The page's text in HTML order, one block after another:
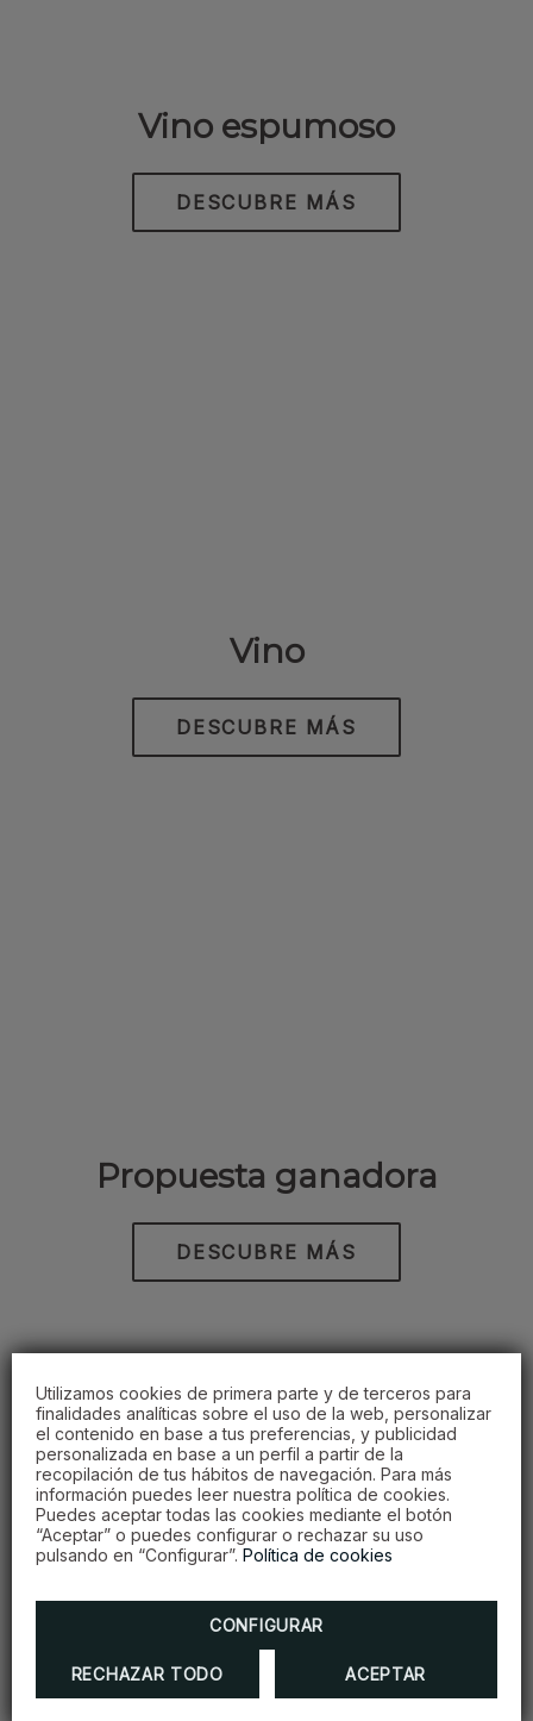
Utilizamos cookies de primera parte y de terceros para
finalidades analíticas sobre el uso de la web, personalizar
el contenido en base a tus preferencias, y publicidad
personalizada en base a un perfil a partir de la
recopilación de tus hábitos de navegación. Para más
información puedes leer nuestra política de cookies.
Puedes aceptar todas las cookies mediante el botón
“Aceptar” o puedes configurar o rechazar su uso
pulsando en “Configurar”. Política de cookies
CONFIGURAR
RECHAZAR TODO ACEPTAR
Vino espumoso
DESCUBRE MÁS
Vino
DESCUBRE MÁS
Propuesta ganadora
DESCUBRE MÁS
Paquete fotos para bodas